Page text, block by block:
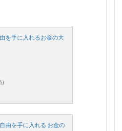
を手に入れるお金の大
)
由を手に入れる お金の